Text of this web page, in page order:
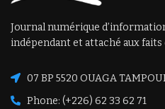
Journal numérique
indépendant et attaché aux faits
07 BP 5520 OUAGA
Phone: (+226) 62 33 62 71